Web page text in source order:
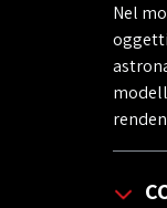
Nel